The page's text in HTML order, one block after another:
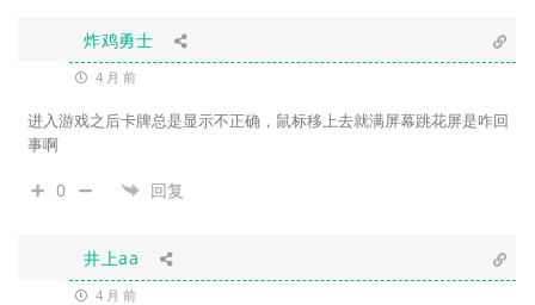
炸鸡勇士
4 月 前
进入游戏之后卡牌总是显示不正确，鼠标移上去就满屏幕跳花屏是咋回
事啊
0 回复
井上aa
4 月 前